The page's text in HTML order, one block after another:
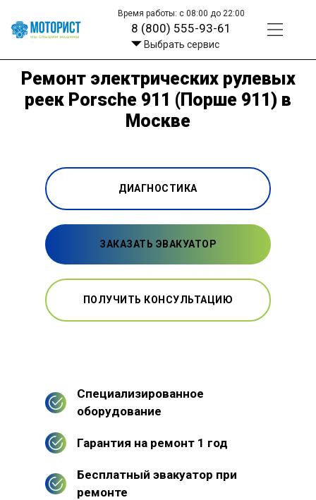
Время работы: с 08:00 до 22:00
8 (800) 555-93-61
Выбрать сервис
Ремонт электрических рулевых
реек Porsche 911 (Порше 911) в
Москве
ДИАГНОСТИКА
ЗАКАЗАТЬ ЭВАКУАТОР
ПОЛУЧИТЬ КОНСУЛЬТАЦИЮ
Специализированное
оборудование
Гарантия на ремонт 1 год
Бесплатный эвакуатор при
ремонте